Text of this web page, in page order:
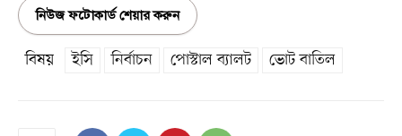
নিউজ ফটোকার্ড শেয়ার করুন
বিষয় ইসি নির্বাচন পোস্টাল ব্যালট ভোট বাতিল